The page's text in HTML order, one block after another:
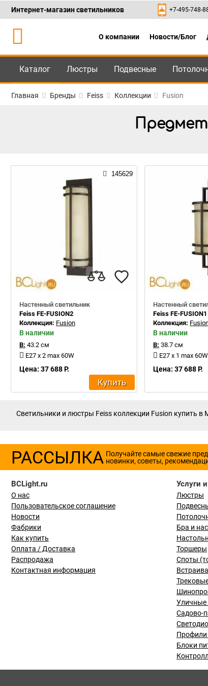
Каталог +7-495-
Интернет-магазин светильников +7-495-748-
О компании Новости/Блог
Каталог Люстры Подвесные
Главная Бренды Feiss Коллекции Fusion
145629
Настенный светильник
Feiss FE-FUSION2
Коллекция: Fusion
В наличии
В: 43.2 см
E27 x 2 max 60W
Цена: 37 688 Р.
Купить
Настенный
Feiss FE-FUSION1
Коллекция:
В наличии
В: 38.7 см
E27 x 1 max 60W
Цена: 37 688 Р.
Светильники и люстры Feiss коллекции Fusion купить в
РАССЫЛКА Получайте самые свежие
новинки, советы,
BCLight.ru
О нас
Пользовательское соглашение
Новости
Фабрики
Как купить
Оплата / Доставка
Распродажа
Контактная информация
Услуги
Люстры
Бра и
Торшеры
Споты
Уличные
Садово-
Профили
Блоки